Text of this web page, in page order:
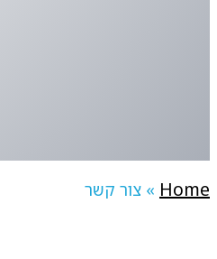
Home
» צור קשר